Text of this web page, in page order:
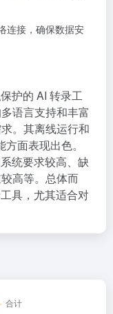
连接，确保数据安
护的 AI 转录工
语言支持和丰富
。其离线运行和
面表现出色。
统要求较高、缺
高等。总体而
具，尤其适合对